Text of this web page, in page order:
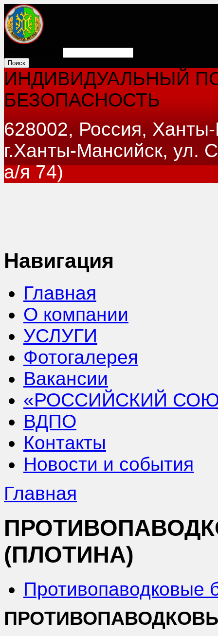
ИНДИВИДУАЛЬНЫЙ
БЕЗОПАСНОСТЬ
628002, Россия,
г.Ханты-Мансийск, ул.
а/я 74)
Навигация
Главная
О компании
УСЛУГИ
Фотогалерея
Вакансии
«РОССИЙСКИЙ
ВДПО
Контакты
Новости и события
Главная
(ПЛОТИНА)
Противопаводковые